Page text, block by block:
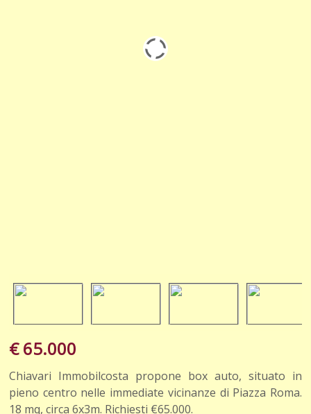
€ 65.000
Chiavari Immobilcosta propone box auto, situato in
pieno centro nelle immediate vicinanze di Piazza Roma.
18 mq, circa 6x3m. Richiesti €65.000.